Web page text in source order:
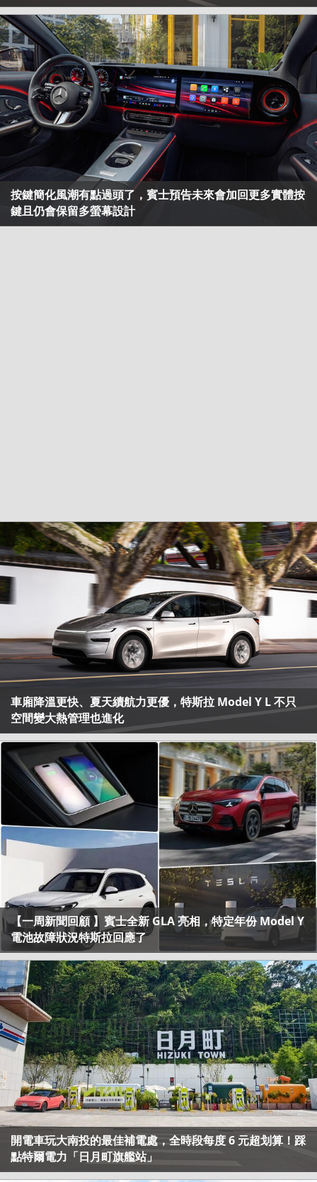
按鍵簡化風潮有點過頭了，賓士預告未來會加回更多實體按
鍵且仍會保留多螢幕設計
車廂降溫更快、夏天續航力更優，特斯拉 Model Y L 不只
空間變大熱管理也進化
【一周新聞回顧 】賓士全新 GLA 亮相，特定年份 Model Y
電池故障狀況特斯拉回應了
開電車玩大南投的最佳補電處，全時段每度 6 元超划算！踩
點特爾電力「日月町旗艦站」